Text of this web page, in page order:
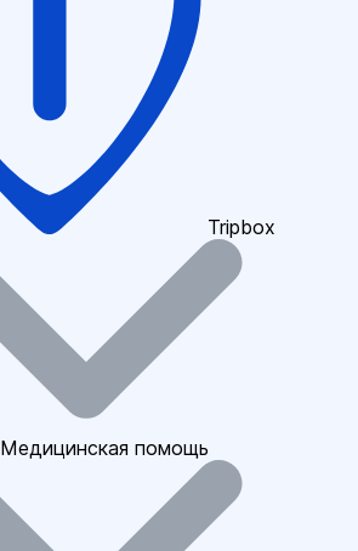
Tripbox
Медицинская помощь